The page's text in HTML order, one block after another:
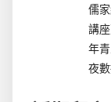
儒
講座
年
夜